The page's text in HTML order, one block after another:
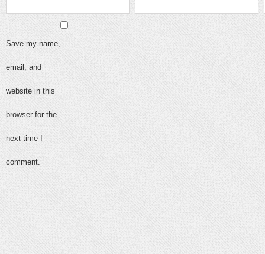
Save my name,
email, and
website in this
browser for the
next time I
comment.